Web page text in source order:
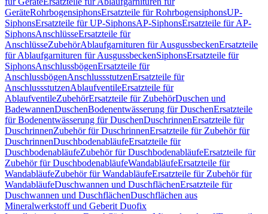
GeräteRohrbogensiphonsErsatzteile für RohrbogensiphonsUP-
SiphonsErsatzteile für UP-SiphonsAP-SiphonsErsatzteile für AP-
SiphonsAnschlüsseErsatzteile für
AnschlüsseZubehörAblaufgarnituren für AusgussbeckenErsatzteile
für Ablaufgarnituren für AusgussbeckenSiphonsErsatzteile für
SiphonsAnschlussbögenErsatzteile für
AnschlussbögenAnschlussstutzenErsatzteile für
AnschlussstutzenAblaufventileErsatzteile für
AblaufventileZubehörErsatzteile für ZubehörDuschen und
BadewannenDuschenBodenentwässerung für DuschenErsatzteile
für Bodenentwässerung für DuschenDuschrinnenErsatzteile für
DuschrinnenZubehör für DuschrinnenErsatzteile für Zubehör für
DuschrinnenDuschbodenabläufeErsatzteile für
DuschbodenabläufeZubehör für DuschbodenabläufeErsatzteile für
Zubehör für DuschbodenabläufeWandabläufeErsatzteile für
WandabläufeZubehör für WandabläufeErsatzteile für Zubehör für
WandabläufeDuschwannen und DuschflächenErsatzteile für
Duschwannen und DuschflächenDuschflächen aus
Mineralwerkstoff und Geberit Duofix